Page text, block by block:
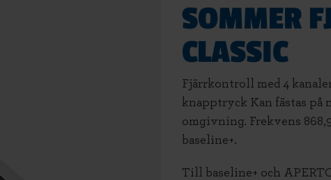
SOMMER
CLASSIC
Fjärrkontroll med 4
knapptryck Kan fästas på
omgivning. Frekvens
baseline+.
Till baseline+ och